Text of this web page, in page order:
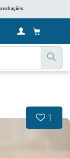
avaliações
1